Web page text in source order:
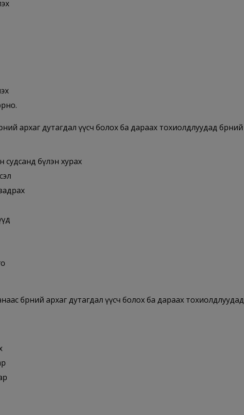
архаг дутагдал үүсч болох ба дараах тохиолдлуудад бөөрний
судсанд бүлэн хурах
бөөрний архаг дутагдал үүсч болох ба дараах тохиолдлуудад